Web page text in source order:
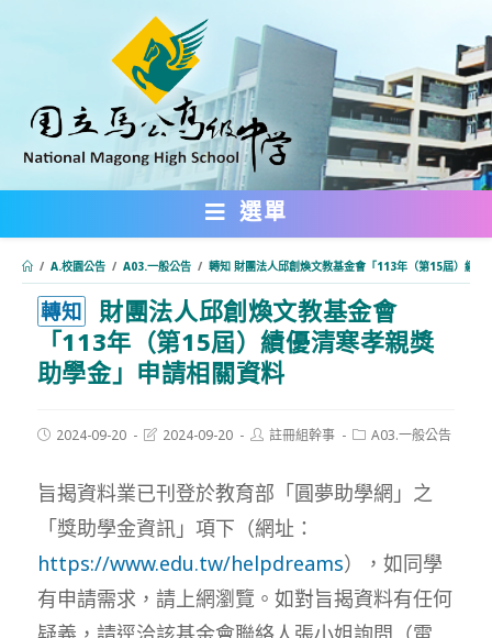
內
選單
/ A.校園公告 / A03.一般公告 / 轉知 財團法人邱創煥文教基金會「113年（第15屆）績優
轉知
財團法人邱創煥文教基金會
「113年（第15屆）績優清寒孝親獎
助學金」申請相關資料
Post2024-09-20
Post2024-09-20
Post註冊組幹事
PostA03.一般公告
旨揭資料業已刊登於教育部「圓夢助學網」之
「獎助學金資訊」項下（網址：
https://www.edu.tw/helpdreams），如同學
有申請需求，請上網瀏覽。如對旨揭資料有任何